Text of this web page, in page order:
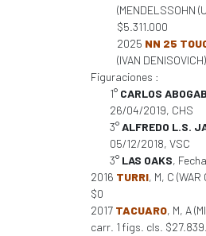
(MENDELSSOHN
$5.311.000
2025 NN 25
(IVAN
Figuraciones :
1° CARLOS
26/04/2019, CHS
3°ALFREDO L.S.
05/12/2018, VSC
3° LAS OAKS,
2016 TURRI, M, C
$0
2017 TACUARO, M, A
carr. 1 figs. cls.